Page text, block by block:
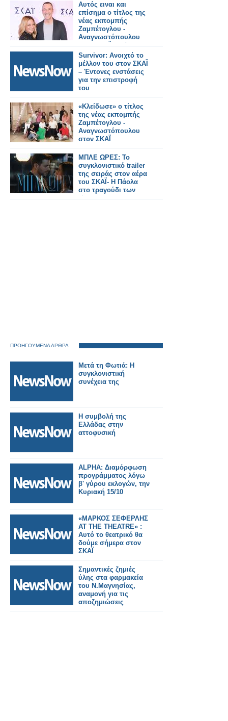
Αυτός ειναι και
επίσημα ο τίτλος της
νέας εκπομπής
Ζαμπέτογλου -
Αναγνωστόπουλου
στον ΣΚΑΪ - Δείτε το
τρειλερ
Survivor: Ανοιχτό το
μέλλον του στον ΣΚΑΪ
– Έντονες ενστάσεις
για την επιστροφή
του
«Κλείδωσε» ο τίτλος
της νέας εκπομπής
Ζαμπέτογλου -
Αναγνωστόπουλου
στον ΣΚΑΪ
ΜΠΛΕ ΩΡΕΣ: Το
συγκλονιστικό trailer
της σειράς στον αέρα
του ΣΚΑΪ- Η Πάολα
στο τραγούδι των
τίτλων
ΠΡΟΗΓΟΥΜΕΝΑ ΑΡΘΡΑ
Μετά τη Φωτιά: Η
συγκλονιστική
συνέχεια της
Η συμβολή της
Ελλάδας στην
αττοφυσική
ALPHA: Διαμόρφωση
προγράμματος λόγω
β' γύρου εκλογών, την
Κυριακή 15/10
«ΜΑΡΚΟΣ ΣΕΦΕΡΛΗΣ
AT THE THEATRE» :
Αυτό το θεατρικό θα
δούμε σήμερα στον
ΣΚΑΪ
Σημαντικές ζημιές
ύλης στα φαρμακεία
του Ν.Μαγνησίας,
αναμονή για τις
αποζημιώσεις